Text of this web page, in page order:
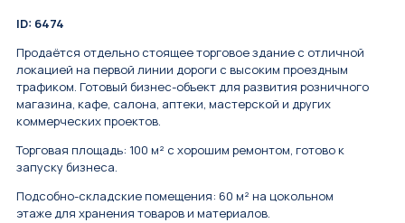
ID: 6474
Продаётся отдельно стоящее торговое здание с отличной
локацией на первой линии дороги с высоким проездным
трафиком. Готовый бизнес-объект для развития розничного
магазина, кафе, салона, аптеки, мастерской и других
коммерческих проектов.
Торговая площадь: 100 м² с хорошим ремонтом, готово к
запуску бизнеса.
Подсобно-складские помещения: 60 м² на цокольном
этаже для хранения товаров и материалов.